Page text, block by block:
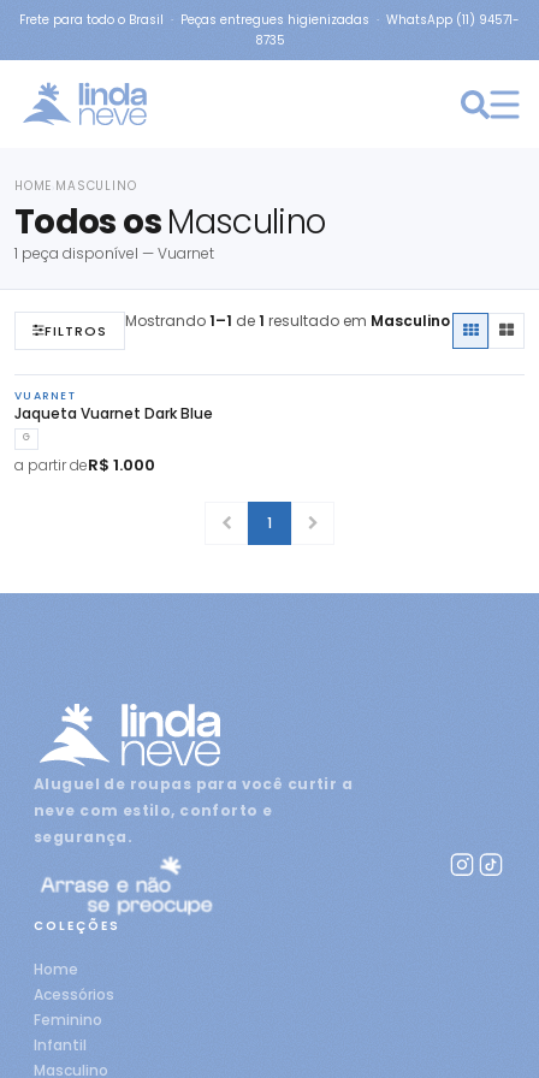
Frete para todo o Brasil · Peças entregues higienizadas · WhatsApp (11) 94571-
8735
HOME MASCULINO
Todos osMasculino
1 peça disponível — Vuarnet
FILTROS Mostrando1–1 de1 resultado em Masculino
VUARNET
Jaqueta Vuarnet Dark Blue
G
a partir deR$ 1.000
1
Aluguel de roupas para você curtir a
neve com estilo, conforto e
segurança.
COLEÇÕES
Home
Acessórios
Feminino
Infantil
Masculino